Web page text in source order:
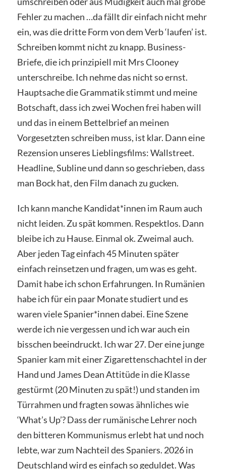
Fehler zu machen …da fällt dir einfach nicht mehr
ein, was die dritte Form von dem Verb ‘laufen’ ist.
Schreiben kommt nicht zu knapp. Business-
Briefe, die ich prinzipiell mit Mrs Clooney
unterschreibe. Ich nehme das nicht so ernst.
Hauptsache die Grammatik stimmt und meine
Botschaft, dass ich zwei Wochen frei haben will
und das in einem Bettelbrief an meinen
Vorgesetzten schreiben muss, ist klar. Dann eine
Rezension unseres Lieblingsfilms: Wallstreet.
Headline, Subline und dann so geschrieben, dass
man Bock hat, den Film danach zu gucken.
Ich kann manche Kandidat*innen im Raum auch
nicht leiden. Zu spät kommen. Respektlos. Dann
bleibe ich zu Hause. Einmal ok. Zweimal auch.
Aber jeden Tag einfach 45 Minuten später
einfach reinsetzen und fragen, um was es geht.
Damit habe ich schon Erfahrungen. In Rumänien
habe ich für ein paar Monate studiert und es
waren viele Spanier*innen dabei. Eine Szene
werde ich nie vergessen und ich war auch ein
bisschen beeindruckt. Ich war 27. Der eine junge
Spanier kam mit einer Zigarettenschachtel in der
Hand und James Dean Attitüde in die Klasse
gestürmt (20 Minuten zu spät!) und standen im
Türrahmen und fragten sowas ähnliches wie
‘What’s Up’? Dass der rumänische Lehrer noch
den bitteren Kommunismus erlebt hat und noch
lebte, war zum Nachteil des Spaniers. 2026 in
Deutschland wird es einfach so geduldet. Was